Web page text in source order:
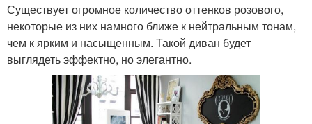
Существует огромное количество оттенков розового,
некоторые из них намного ближе к нейтральным тонам,
чем к ярким и насыщенным. Такой диван будет
выглядеть эффектно, но элегантно.